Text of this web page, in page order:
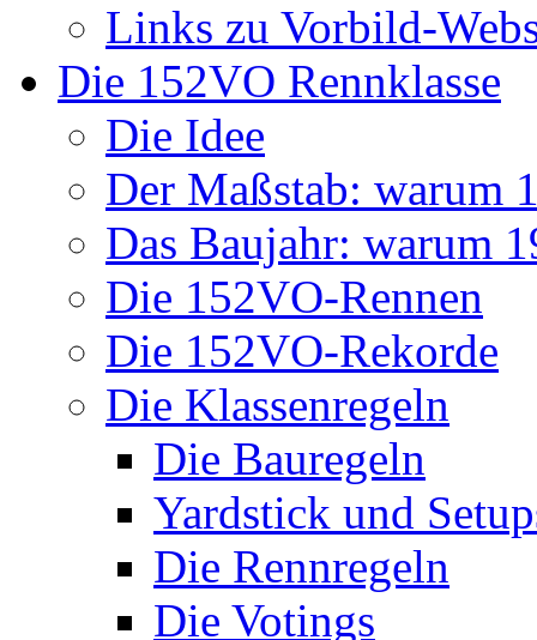
Links zu Vorbild-
Die 152VO Rennklasse
Die Idee
Der Maßstab: warum
Das Baujahr: warum
Die 152VO-Rennen
Die 152VO-Rekorde
Die Klassenregeln
Die Bauregeln
Yardstick und
Die Rennregeln
Die Votings